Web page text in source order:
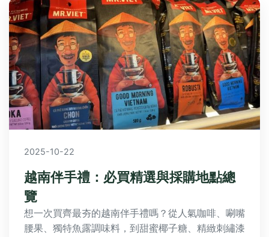
2025-10-22
越南伴手禮：必買精選與採購地點總
覽
想一次買齊最夯的越南伴手禮嗎？從人氣咖啡、唰嘴
腰果、獨特魚露調味料，到甜蜜椰子糖、精緻刺繡漆